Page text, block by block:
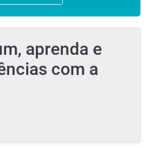
aprenda e
com a